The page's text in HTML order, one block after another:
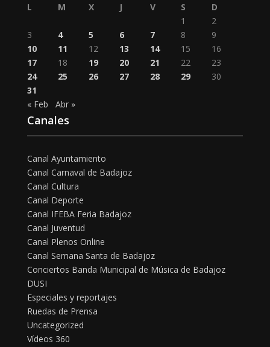
L
M X J V S
D
1
2
3
4 5 6 7 8
9
10
11 12 13 14 15
16
17
18 19 20 21 22
23
24
25 26 27 28 29
30
31
« Feb
Abr »
Canales
Canal Ayuntamiento
Canal Carnaval de Badajoz
Canal Cultura
Canal Deporte
Canal IFEBA Feria Badajoz
Canal Juventud
Canal Plenos Online
Canal Semana Santa de Badajoz
Conciertos Banda Municipal de Música de Badajoz
DUSI
Especiales y reportajes
Ruedas de Prensa
Uncategorized
Vídeos 360